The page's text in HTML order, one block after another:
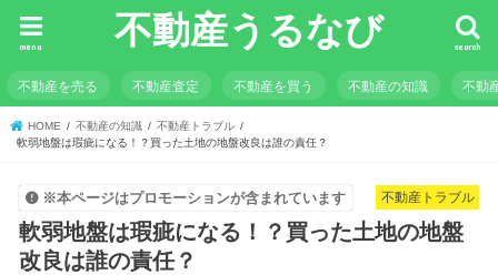
不動産うるなび search
menu
不動産を売る 不動産査定 不動産を買う 不動産の知識 不動
HOME 不動産の知識
不動産トラブル
軟弱地盤は瑕疵になる！？買った土地の地盤改良は誰の責任？
不動産トラブル
※本ページはプロモーションが含まれています
軟弱地盤は瑕疵になる！？買った土地の地盤
改良は誰の責任？